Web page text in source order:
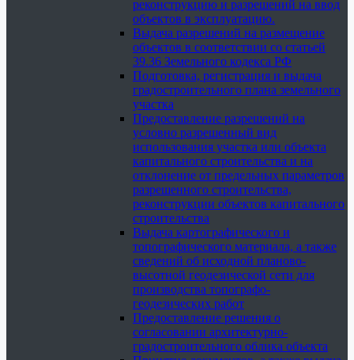
реконструкцию и разрешений на ввод
объектов в эксплуатацию.
Выдача разрешений на размещение
объектов в соответствии со статьей
39.36 Земельного кодекса РФ
Подготовка, регистрация и выдача
градостроительного плана земельного
участка
Предоставление разрешений на
условно разрешенный вид
использования участка или объекта
капитального строительства и на
отклонение от предельных параметров
разрешенного строительства,
реконструкции объектов капитального
строительства
Выдача картографического и
топографического материала, а также
сведений об исходной планово-
высотной геодезической сети для
производства топографо-
геодезических работ
Предоставление решения о
согласовании архитектурно-
градостроительного облика объекта